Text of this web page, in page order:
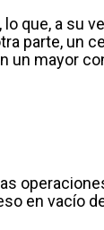
que, a su
parte, un
un mayor
en vacío de